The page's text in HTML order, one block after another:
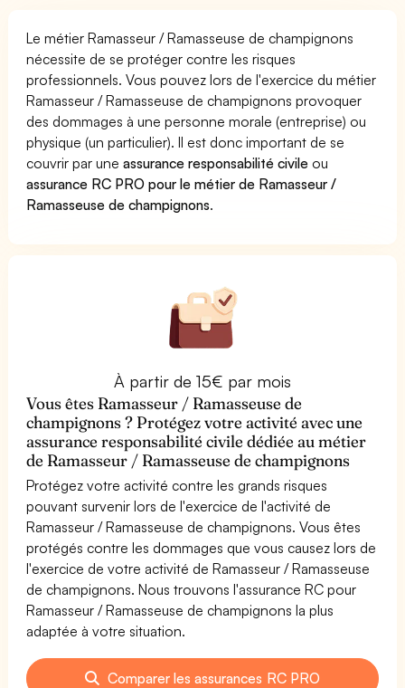
Le métier Ramasseur / Ramasseuse de champignons
nécessite de se protéger contre les risques
professionnels. Vous pouvez lors de l'exercice du métier
Ramasseur / Ramasseuse de champignons provoquer
des dommages à une personne morale (entreprise) ou
physique (un particulier). Il est donc important de se
couvrir par uneassurance responsabilité civile ou
assurance RC PRO pour le métier de Ramasseur /
Ramasseuse de champignons.
À partir de 15€ par mois
Vous êtes Ramasseur / Ramasseuse de
champignons ? Protégez votre activité avec une
assurance responsabilité civile dédiée au métier
de Ramasseur / Ramasseuse de champignons
Protégez votre activité contre les grands risques
pouvant survenir lors de l'exercice de l'activité de
Ramasseur / Ramasseuse de champignons. Vous êtes
protégés contre les dommages que vous causez lors de
l'exercice de votre activité de Ramasseur / Ramasseuse
de champignons. Nous trouvons l'assurance RC pour
Ramasseur / Ramasseuse de champignons la plus
adaptée à votre situation.
Comparer les assurances RC PRO